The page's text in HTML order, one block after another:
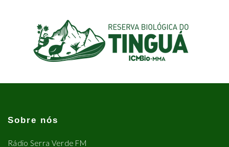
Sobre nós
Rádio Serra Verde FM